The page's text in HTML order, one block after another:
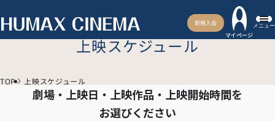
新規入会
マイページ
メニュー
上映スケジュール
TOP 上映スケジュール
劇場・上映日・上映作品・上映開始時間を
お選びください